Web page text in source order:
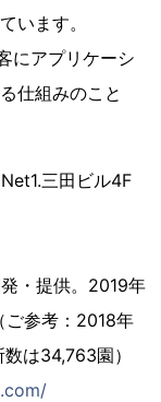
います。
にアプリケーシ
仕組みのこと
三田ビル4F
・提供。2019年
参考：2018年
は34,763園）